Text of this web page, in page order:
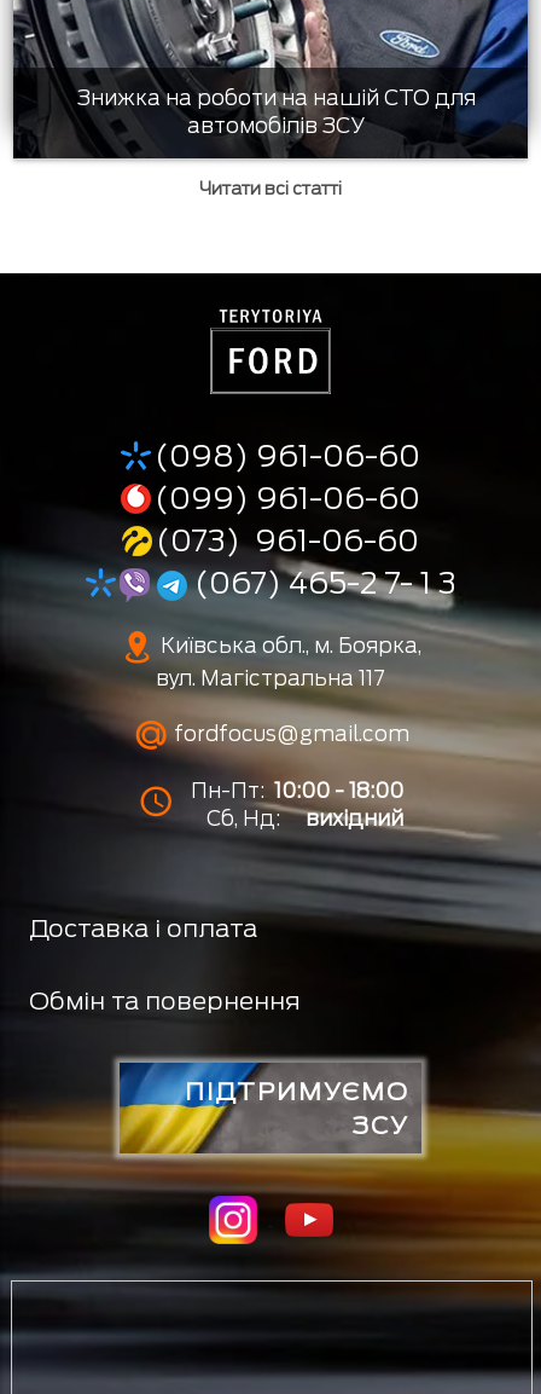
Знижка на роботи на нашій СТО для
автомобілів ЗСУ
Читати всі статті
(098) 961-06-60
(099) 961-06-60
(073) 961-06-60
(067) 465-2 7- 1 3
Київська обл., м. Боярка,
вул. Магістральна 117
fordfocus@gmail.com
Пн-Пт: 10:00 - 18:00
Сб, Нд:
вихідний
Доставка і оплата
Обмін та повернення
ПІДТРИМУЄМО
ЗСУ